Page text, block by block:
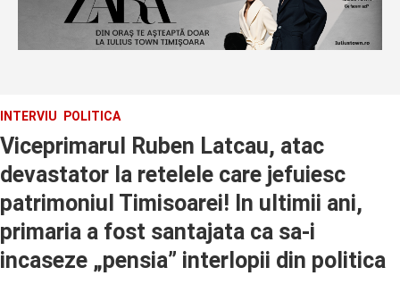
INTERVIU POLITICA
Viceprimarul Ruben Latcau, atac
devastator la retelele care jefuiesc
patrimoniul Timisoarei! In ultimii ani,
primaria a fost santajata ca sa-i
incaseze „pensia” interlopii din politica